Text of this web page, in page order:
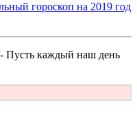
гороскоп на 2019 год
- Пусть каждый наш день